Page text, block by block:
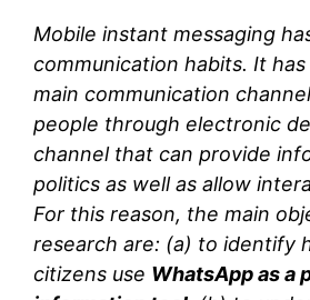
Mobile instant messaging
communication habits. It
main communication
people through electronic
channel that can provide
politics as well as allow
For this reason, the main
research are: (a) to identify
citizens use WhatsApp as a